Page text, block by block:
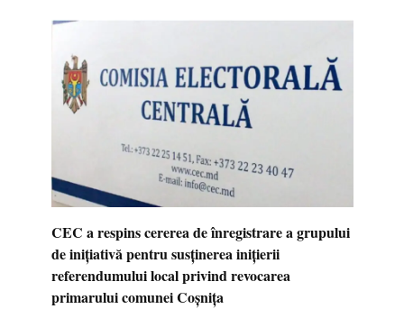
CEC a respins cererea de înregistrare a grupului
de inițiativă pentru susținerea inițierii
referendumului local privind revocarea
primarului comunei Coșnița